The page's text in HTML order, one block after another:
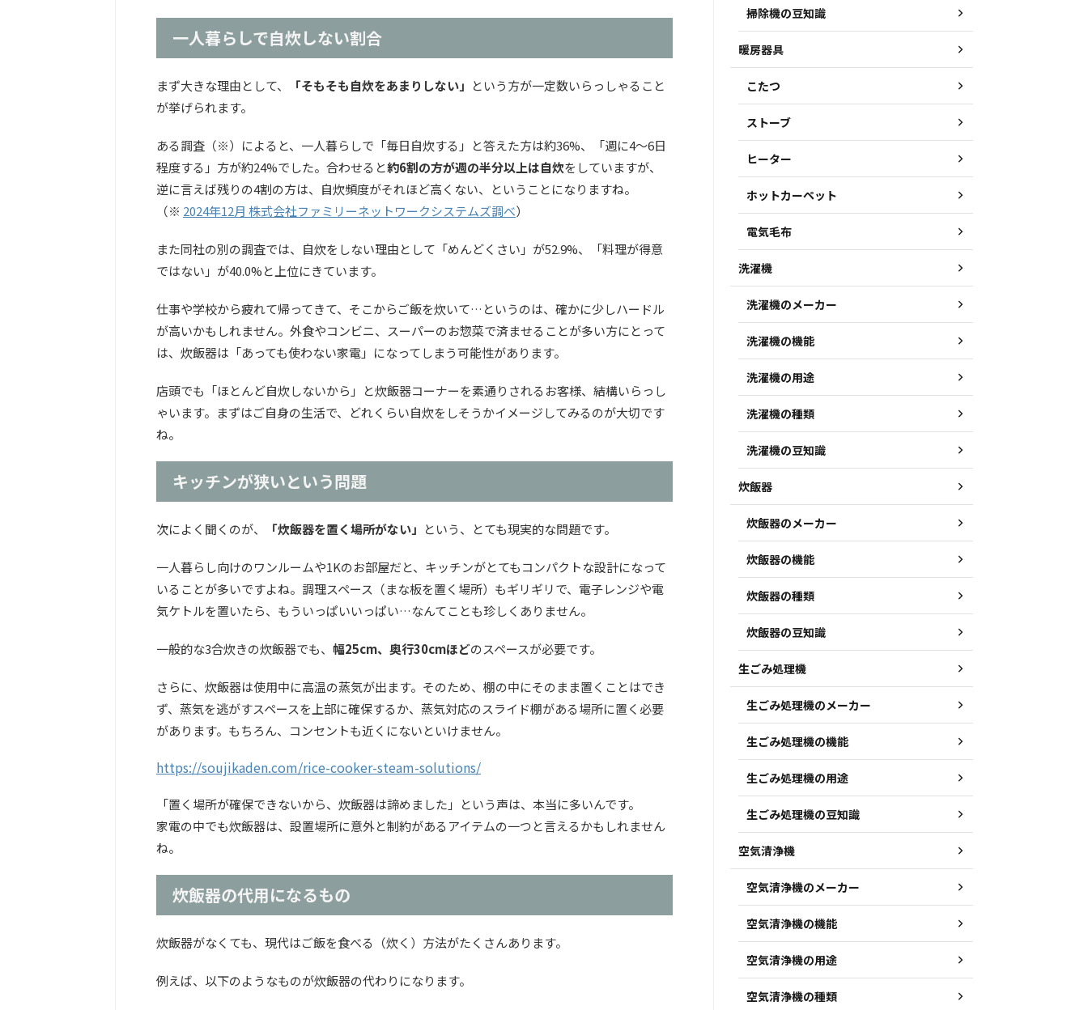
一人暮らしで自炊しない割合
まず大きな理由として、 「そもそも自炊をあまりしない」 という方が一定数いらっしゃること
が挙げられます。
ある調査（※）によると、一人暮らしで「毎日自炊する」と答えた方は約36%、「週に4〜6日
程度する」方が約24%でした。合わせると約6割の方が週の半分以上は自炊をしていますが、
逆に言えば残りの4割の方は、自炊頻度がそれほど高くない、ということになりますね。
（※ 2024年12月 株式会社ファミリーネットワークシステムズ調べ）
また同社の別の調査では、自炊をしない理由として「めんどくさい」が52.9%、「料理が得意
ではない」が40.0%と上位にきています。
仕事や学校から疲れて帰ってきて、そこからご飯を炊いて…というのは、確かに少しハードル
が高いかもしれません。外食やコンビニ、スーパーのお惣菜で済ませることが多い方にとって
は、炊飯器は「あっても使わない家電」になってしまう可能性があります。
店頭でも「ほとんど自炊しないから」と炊飯器コーナーを素通りされるお客様、結構いらっし
ゃいます。まずはご自身の生活で、どれくらい自炊をしそうかイメージしてみるのが大切です
ね。
キッチンが狭いという問題
次によく聞くのが、 「炊飯器を置く場所がない」 という、とても現実的な問題です。
一人暮らし向けのワンルームや1Kのお部屋だと、キッチンがとてもコンパクトな設計になって
いることが多いですよね。調理スペース（まな板を置く場所）もギリギリで、電子レンジや電
気ケトルを置いたら、もういっぱいいっぱい…なんてことも珍しくありません。
一般的な3合炊きの炊飯器でも、 幅25cm、奥行30cmほどのスペースが必要です。
さらに、炊飯器は使用中に高温の蒸気が出ます。そのため、棚の中にそのまま置くことはでき
ず、蒸気を逃がすスペースを上部に確保するか、蒸気対応のスライド棚がある場所に置く必要
があります。もちろん、コンセントも近くにないといけません。
https://soujikaden.com/rice-cooker-steam-solutions/
「置く場所が確保できないから、炊飯器は諦めました」という声は、本当に多いんです。
家電の中でも炊飯器は、設置場所に意外と制約があるアイテムの一つと言えるかもしれません
ね。
炊飯器の代用になるもの
炊飯器がなくても、現代はご飯を食べる（炊く）方法がたくさんあります。
例えば、以下のようなものが炊飯器の代わりになります。
掃除機の豆知識
暖房器具
こたつ
ストーブ
ヒーター
ホットカーペット
電気毛布
洗濯機
洗濯機のメーカー
洗濯機の機能
洗濯機の用途
洗濯機の種類
洗濯機の豆知識
炊飯器
炊飯器のメーカー
炊飯器の機能
炊飯器の種類
炊飯器の豆知識
生ごみ処理機
生ごみ処理機のメーカー
生ごみ処理機の機能
生ごみ処理機の用途
生ごみ処理機の豆知識
空気清浄機
空気清浄機のメーカー
空気清浄機の機能
空気清浄機の用途
空気清浄機の種類